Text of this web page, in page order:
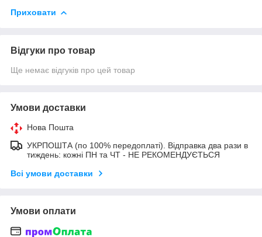
Приховати
Відгуки про товар
Ще немає відгуків про цей товар
Умови доставки
Нова Пошта
УКРПОШТА (по 100% передоплаті). Відправка два рази в
тиждень: кожні ПН та ЧТ - НЕ РЕКОМЕНДУЄТЬСЯ
Всі умови доставки
Умови оплати